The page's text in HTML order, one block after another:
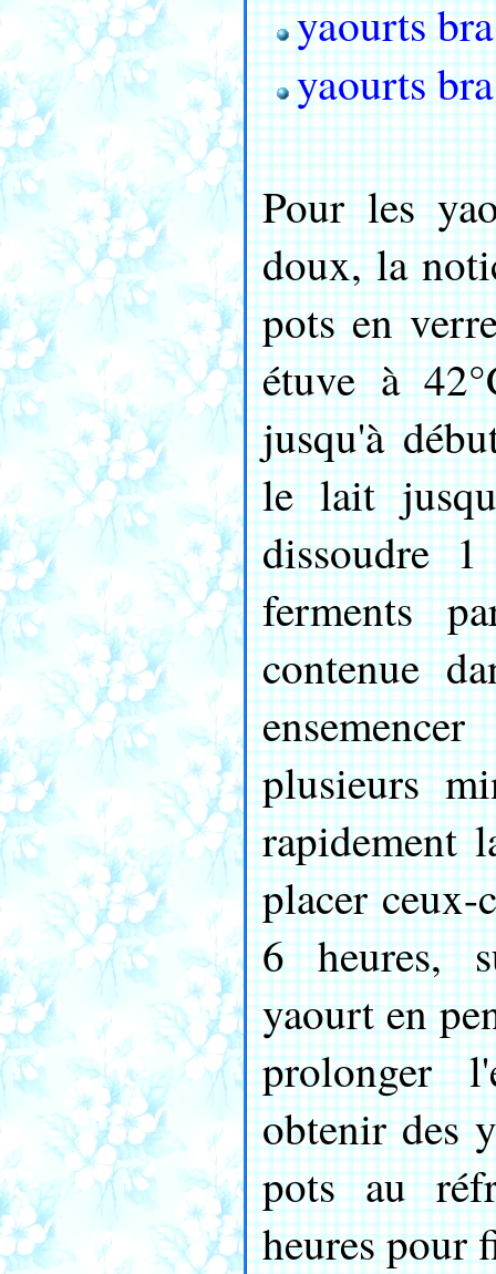
yaourts
yaourts
Pour les
doux, la
pots en
étuve à
jusqu'à
le lait
dissoudre
ferments
contenue
plusieurs
rapidement
placer ceux-
6 heures,
yaourt en
prolonger
obtenir des
pots au
heures pour